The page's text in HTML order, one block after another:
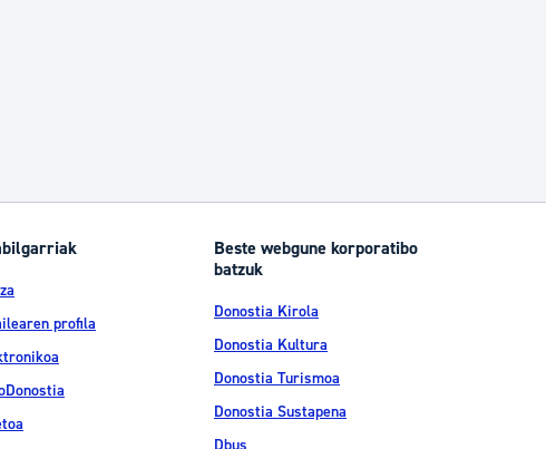
profila
Beste webgune korporatibo
batzuk
Donostia Kirola
Donostia Kultura
Donostia Turismoa
Donostia Sustapena